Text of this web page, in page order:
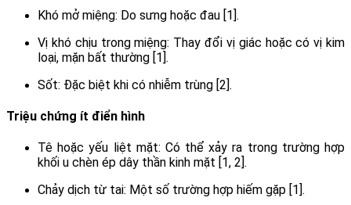
Khó mở miệng: Do sưng hoặc đau [1].
Vị khó chịu trong miệng: Thay đổi vị giác hoặc có vị kim
loại, mặn bất thường [1].
Sốt: Đặc biệt khi có nhiễm trùng [2].
Triệu chứng ít điển hình
Tê hoặc yếu liệt mặt: Có thể xảy ra trong trường hợp
khối u chèn ép dây thần kinh mặt [1, 2].
Chảy dịch từ tai: Một số trường hợp hiếm gặp [1].